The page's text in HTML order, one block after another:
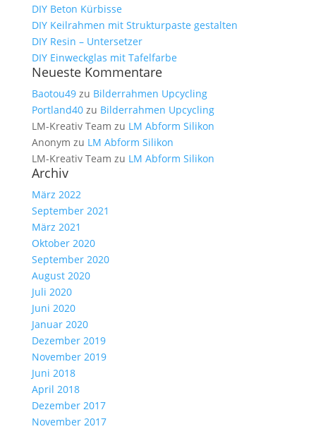
DIY Beton Kürbisse
DIY Keilrahmen mit Strukturpaste gestalten
DIY Resin – Untersetzer
DIY Einweckglas mit Tafelfarbe
Neueste Kommentare
Baotou49zu Bilderrahmen Upcycling
Portland40zu Bilderrahmen Upcycling
LM-Kreativ Team zu LM Abform Silikon
Anonym zu LM Abform Silikon
LM-Kreativ Team zu LM Abform Silikon
Archiv
März 2022
September 2021
März 2021
Oktober 2020
September 2020
August 2020
Juli 2020
Juni 2020
Januar 2020
Dezember 2019
November 2019
Juni 2018
April 2018
Dezember 2017
November 2017